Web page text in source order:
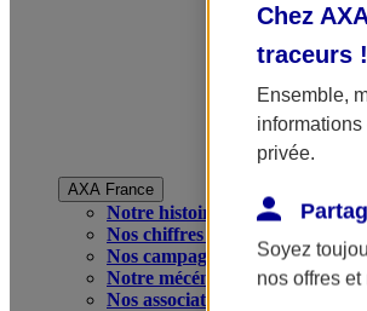
AXA France
Notre histoire
Nos chiffres clés
Nos campagnes publicitaires
Notre mécénat
Nos associations
Chez
traceurs !
Ensemble,
privée.
Soyez
nos offres